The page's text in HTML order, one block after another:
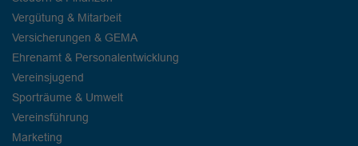
Vergütung & Mitarbeit
Versicherungen & GEMA
Ehrenamt & Personalentwicklung
Vereinsjugend
Sporträume & Umwelt
Vereinsführung
Marketing